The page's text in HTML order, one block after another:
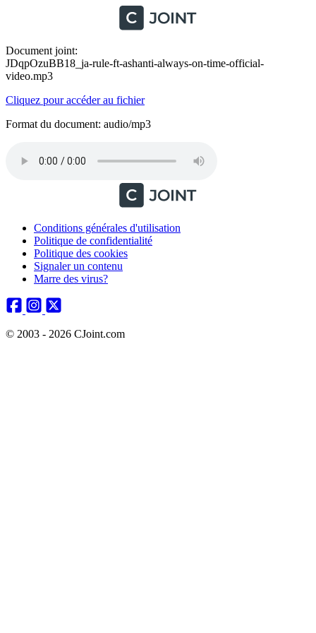
Document joint:
JDqpOzuBB18_ja-rule-ft-ashanti-always-on-time-official-
video.mp3
Cliquez pour accéder au fichier
Format du document: audio/mp3
Conditions générales d'utilisation
Politique de confidentialité
Politique des cookies
Signaler un contenu
Marre des virus?
© 2003 - 2026 CJoint.com